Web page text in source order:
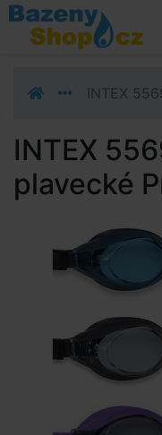
Přejít k navigaci
Přejít na obsah
Přejít k
INTEX
INTEX
plavecké